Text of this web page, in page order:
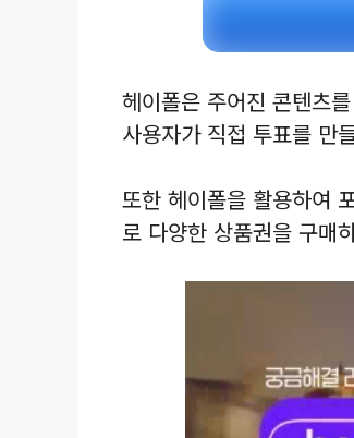
헤이폴은 주어진 콘텐츠
사용자가 직접 투표를 만
또한 헤이폴을 활용하여
로 다양한 상품권을 구매